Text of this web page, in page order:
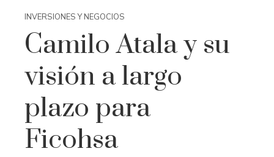
INVERSIONES Y NEGOCIOS
Camilo Atala y su
visión a largo
plazo para
Ficohsa